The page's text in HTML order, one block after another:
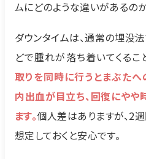
ムにどのような違いがあるのか
ダウンタイムは、通常の埋没
どで腫れが落ち着いてくるこ
取りを同時に行うとまぶた
内出血が目立ち、回復にや
ます。個人差はありますが、2
想定しておくと安心です。